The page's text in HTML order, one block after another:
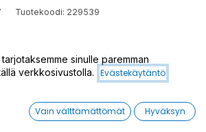
Tuotekoodi: 229539
Saatavilla
sinulle paremman
verkkosivustolla. Evästekäytäntö
Vain välttämättömät Hyväksyn